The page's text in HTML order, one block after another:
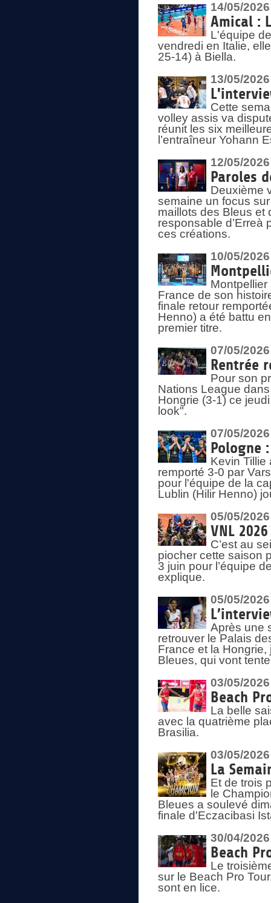
14/05/2026
Amical :
L'équipe
vendredi en Italie,
25-14) à Biella.
13/05/2026
Cette
volley assis va
réunit les six
l’entraîneur Yohann
12/05/2026
Paroles
Deuxième
semaine un focus
maillots des Bleus et
responsable d’Erreà
ces créations.
10/05/2026
France de son
finale retour
Henno) a été battu
premier titre.
07/05/2026
Rentrée
Pour son
Nations League
Hongrie (3-1) ce
look".
07/05/2026
Pologne
Kevin Tillie
remporté 3-0 par
pour l'équipe de la
Lublin (Hilir Henno)
05/05/2026
VNL
C’est au
piocher cette saison
3 juin pour l’équipe
explique.
05/05/2026
Après une
retrouver le Palais
France et la Hongrie,
Bleues, qui vont
03/05/2026
Beach
La belle
avec la quatrième
Brasilia.
03/05/2026
La
Et de trois
le
Bleues a soulevé
finale d'Eczacibasi
30/04/2026
Beach
Le
sur le Beach Pro
sont en lice.